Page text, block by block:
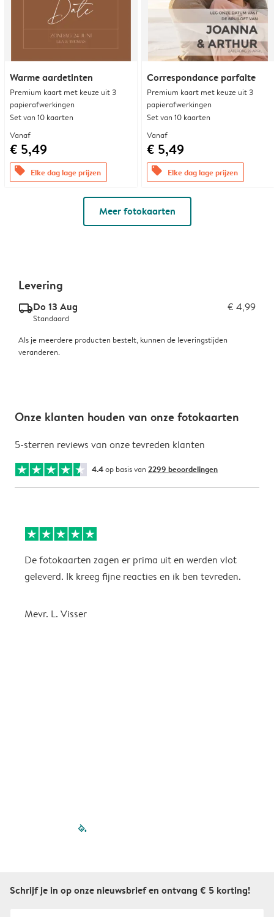
Warme aardetinten
Premium kaart met keuze uit 3
papierafwerkingen
Set van 10 kaarten
Vanaf
€ 5,49
offers Elke dag lage prijzen
Correspondance parfaite
Premium kaart met keuze uit 3
papierafwerkingen
Set van 10 kaarten
Vanaf
€ 5,49
offers Elke dag lage prijzen
Meer fotokaarten
Levering
delivery_standard_v2Do 13 Aug € 4,99
Standaard
Als je meerdere producten bestelt, kunnen de leveringstijden
veranderen.
Onze klanten houden van onze fotokaarten
5-sterren reviews van onze tevreden klanten
4.4op basis van 2299 beoordelingen
De fotokaarten zagen er prima uit en werden vlot
geleverd. Ik kreeg fijne reacties en ik ben tevreden.
Mevr. L. Visser
filled-pagination
Schrijf je in op onze nieuwsbrief en ontvang € 5 korting!